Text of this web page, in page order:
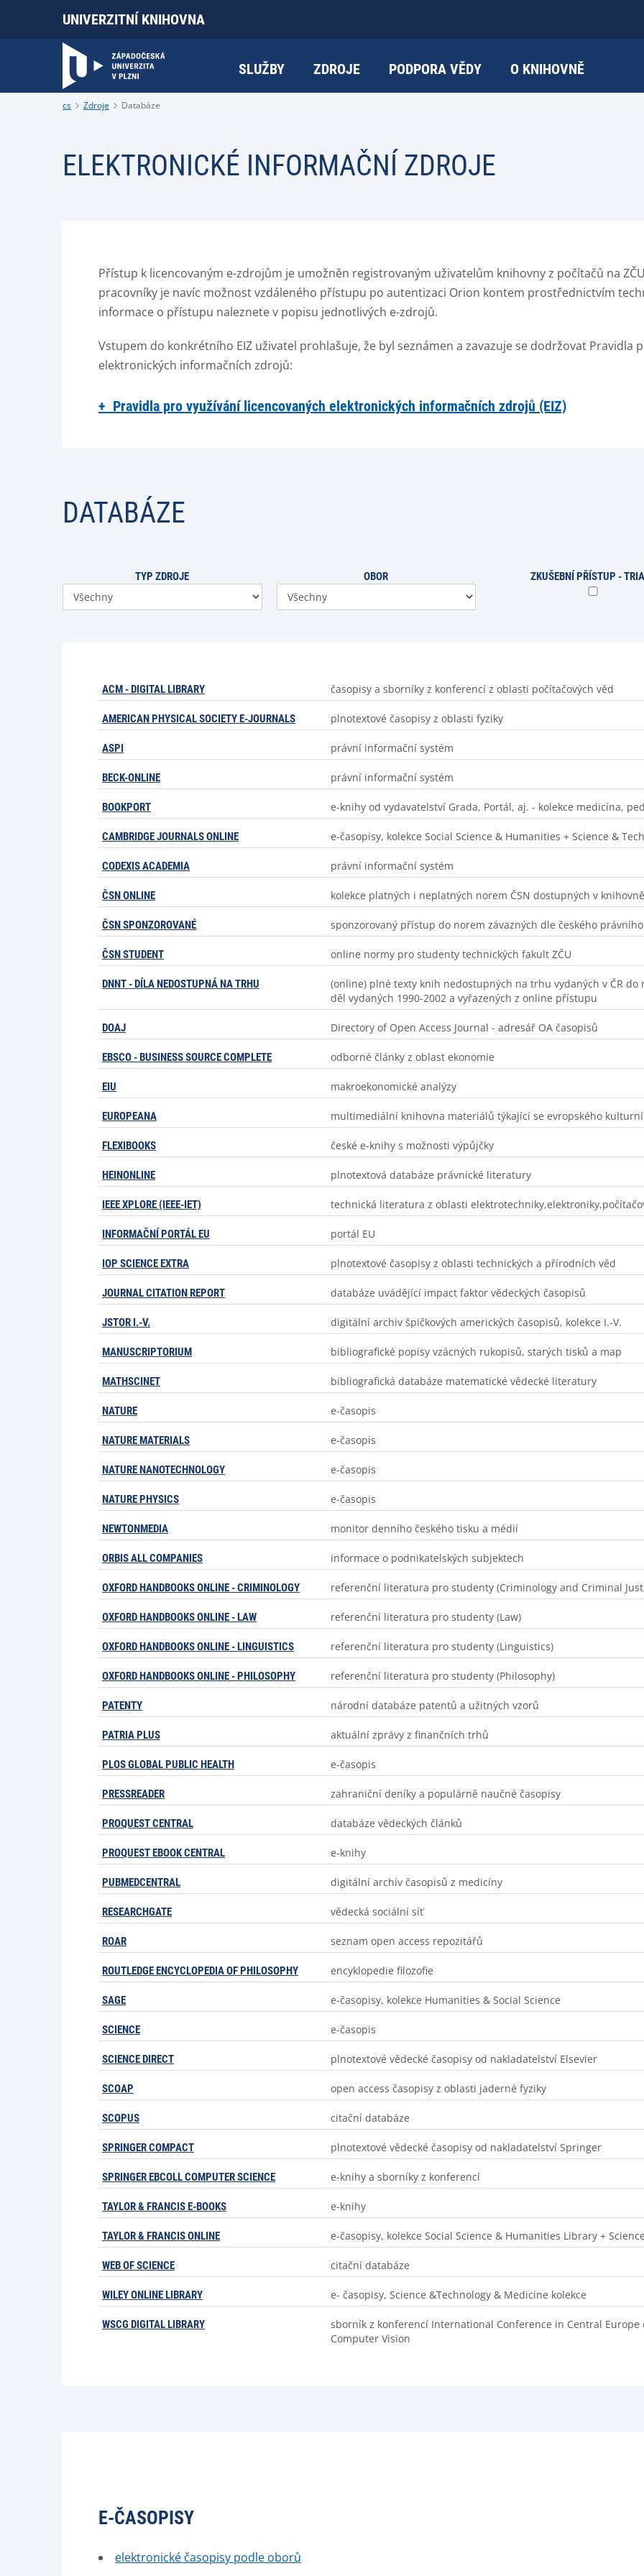
UNIVERZITNÍ KNIHOVNA
SLUŽBY ZDROJE PODPORA VĚDY O KNIHOVNĚ
cs Zdroje Databáze
ELEKTRONICKÉ INFORMAČNÍ ZDROJE
Přístup k licencovaným e-zdrojům je umožněn registrovaným uživatelům knihovny z počítačů na
pracovníky je navíc možnost vzdáleného přístupu po autentizaci Orion kontem prostřednictvím
informace o přístupu naleznete v popisu jednotlivých e-zdrojů.
Vstupem do konkrétního EIZ uživatel prohlašuje, že byl seznámen a zavazuje se dodržovat Pravidla
elektronických informačních zdrojů:
+ Pravidla pro využívání licencovaných elektronických informačních zdrojů (EIZ)
DATABÁZE
TYP ZDROJE OBOR ZKUŠEBNÍ PŘÍSTUP -
ACM - DIGITAL LIBRARY časopisy a sborníky z konferencí z oblasti počítačových věd
AMERICAN PHYSICAL SOCIETY E-JOURNALS plnotextové časopisy z oblasti fyziky
ASPI právní informační systém
BECK-ONLINE právní informační systém
BOOKPORT e-knihy od vydavatelství Grada, Portál, aj. - kolekce medicína,
CAMBRIDGE JOURNALS ONLINE e-časopisy, kolekce Social Science & Humanities + Science &
CODEXIS ACADEMIA právní informační systém
ČSN ONLINE kolekce platných i neplatných norem ČSN dostupných v knihovně
ČSN SPONZOROVANÉ sponzorovaný přístup do norem závazných dle českého
ČSN STUDENT online normy pro studenty technických fakult ZČU
DNNT - DÍLA NEDOSTUPNÁ NA TRHU
(online) plné texty knih nedostupných na trhu vydaných v ČR
děl vydaných 1990-2002 a vyřazených z online přístupu
DOAJ Directory of Open Access Journal - adresář OA časopisů
EBSCO - BUSINESS SOURCE COMPLETE odborné články z oblast ekonomie
EIU makroekonomické analýzy
EUROPEANA multimediální knihovna materiálů týkající se evropského
FLEXIBOOKS české e-knihy s možnosti výpůjčky
HEINONLINE plnotextová databáze právnické literatury
IEEE XPLORE (IEEE-IET) technická literatura z oblasti
INFORMAČNÍ PORTÁL EU portál EU
IOP SCIENCE EXTRA plnotextové časopisy z oblasti technických a přírodních věd
JOURNAL CITATION REPORT databáze uvádějící impact faktor vědeckých časopisů
JSTOR I.-V. digitální archiv špičkových amerických časopisů, kolekce I.-V.
MANUSCRIPTORIUM bibliografické popisy vzácných rukopisů, starých tisků a map
MATHSCINET bibliografická databáze matematické vědecké literatury
NATURE e-časopis
NATURE MATERIALS e-časopis
NATURE NANOTECHNOLOGY e-časopis
NATURE PHYSICS e-časopis
NEWTONMEDIA monitor denního českého tisku a médií
ORBIS ALL COMPANIES informace o podnikatelských subjektech
OXFORD HANDBOOKS ONLINE - CRIMINOLOGY referenční literatura pro studenty (Criminology and Criminal
OXFORD HANDBOOKS ONLINE - LAW referenční literatura pro studenty (Law)
OXFORD HANDBOOKS ONLINE - LINGUISTICS referenční literatura pro studenty (Linguistics)
OXFORD HANDBOOKS ONLINE - PHILOSOPHY referenční literatura pro studenty (Philosophy)
PATENTY národní databáze patentů a užitných vzorů
PATRIA PLUS aktuální zprávy z finančních trhů
PLOS GLOBAL PUBLIC HEALTH e-časopis
PRESSREADER zahraniční deníky a populárně naučné časopisy
PROQUEST CENTRAL databáze vědeckých článků
PROQUEST EBOOK CENTRAL e-knihy
PUBMEDCENTRAL digitální archív časopisů z medicíny
RESEARCHGATE vědecká sociální síť
ROAR seznam open access repozitářů
ROUTLEDGE ENCYCLOPEDIA OF PHILOSOPHY encyklopedie filozofie
SAGE e-časopisy, kolekce Humanities & Social Science
SCIENCE e-časopis
SCIENCE DIRECT plnotextové vědecké časopisy od nakladatelství Elsevier
SCOAP open access časopisy z oblasti jaderné fyziky
SCOPUS citační databáze
SPRINGER COMPACT plnotextové vědecké časopisy od nakladatelství Springer
SPRINGER EBCOLL COMPUTER SCIENCE e-knihy a sborníky z konferencí
TAYLOR & FRANCIS E-BOOKS e-knihy
TAYLOR & FRANCIS ONLINE e-časopisy, kolekce Social Science & Humanities Library +
WEB OF SCIENCE citační databáze
WILEY ONLINE LIBRARY e- časopisy, Science &Technology & Medicine kolekce
WSCG DIGITAL LIBRARY
sborník z konferencí International Conference in Central
Computer Vision
E-ČASOPISY
elektronické časopisy podle oborů